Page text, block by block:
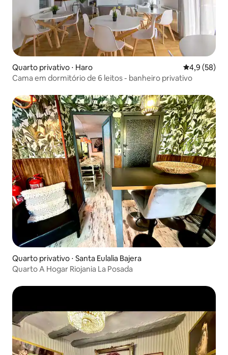
Quarto privativo ⋅ Haro 4,9 de uma
4,9 (58)
Cama em dormitório de 6 leitos - banheiro privativo
Quarto privativo ⋅ Santa Eulalia Bajera
Quarto A Hogar Riojania La Posada